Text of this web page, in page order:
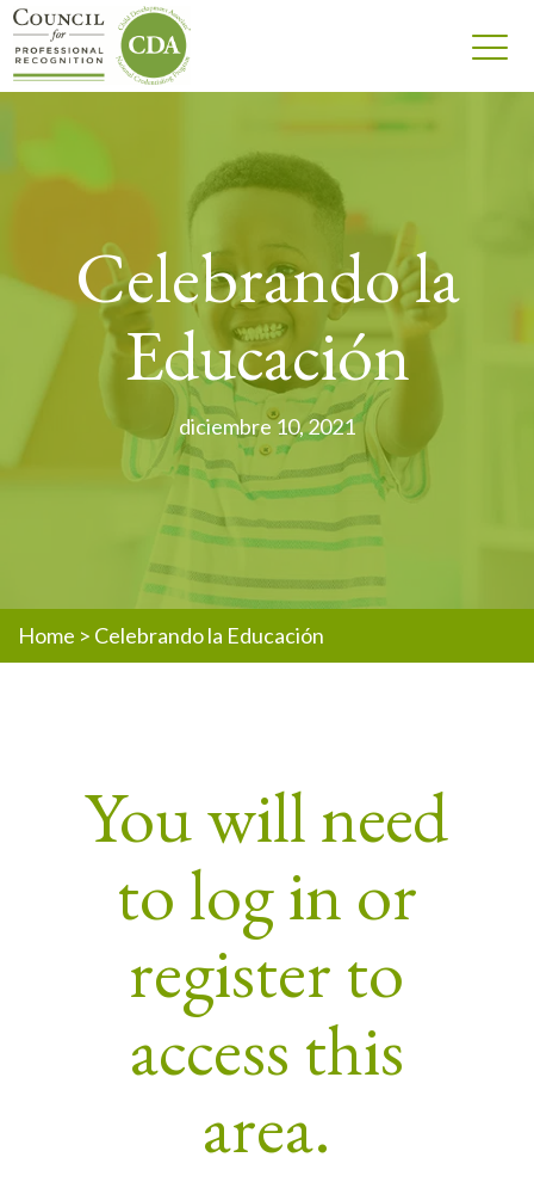
Celebrando la
Educación
diciembre 10, 2021
Home > Celebrando la Educación
You will need
to log in or
register to
access this
area.